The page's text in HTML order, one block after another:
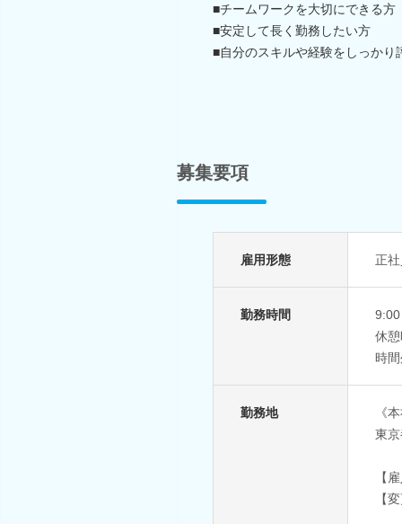
■チームワークを大切にできる方
■安定して長く勤務したい方
■自分のスキルや経験をしっかり
募集要項
雇用形態 正
勤務時間
休
時
勤務地
《
東
【
【